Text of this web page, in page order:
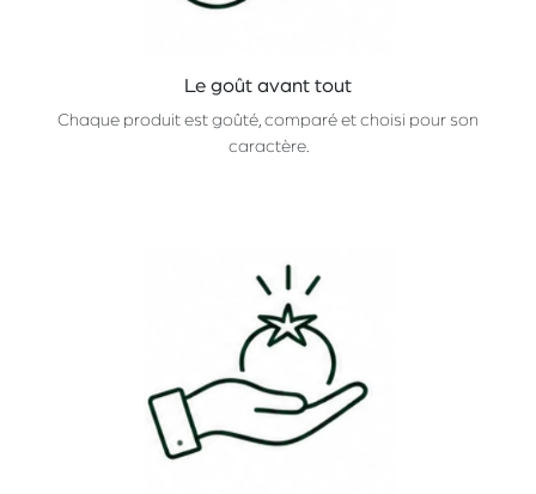
Le goût avant tout
Chaque produit est goûté, comparé et choisi pour son
caractère.